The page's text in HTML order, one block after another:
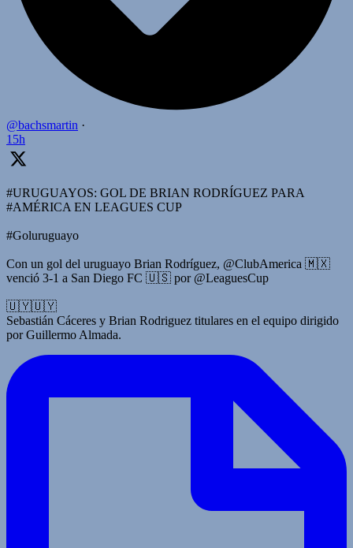
@bachsmartin ·
15h
#URUGUAYOS: GOL DE BRIAN RODRÍGUEZ PARA
#AMÉRICA EN LEAGUES CUP
#Goluruguayo
Con un gol del uruguayo Brian Rodríguez, @ClubAmerica 🇲🇽
venció 3-1 a San Diego FC 🇺🇸 por @LeaguesCup
🇺🇾🇺🇾
Sebastián Cáceres y Brian Rodriguez titulares en el equipo dirigido
por Guillermo Almada.